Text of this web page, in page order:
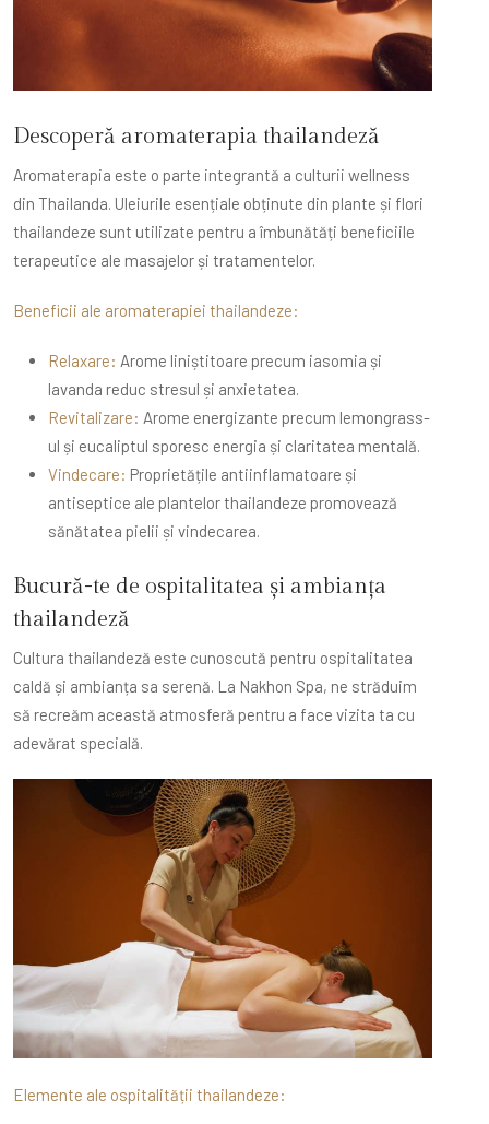
Descoperă aromaterapia thailandeză
Aromaterapia este o parte integrantă a culturii wellness
din Thailanda. Uleiurile esențiale obținute din plante și flori
thailandeze sunt utilizate pentru a îmbunătăți beneficiile
terapeutice ale masajelor și tratamentelor.
Beneficii ale aromaterapiei thailandeze:
Relaxare: Arome liniștitoare precum iasomia și
lavanda reduc stresul și anxietatea.
Revitalizare: Arome energizante precum lemongrass-
ul și eucaliptul sporesc energia și claritatea mentală.
Vindecare: Proprietățile antiinflamatoare și
antiseptice ale plantelor thailandeze promovează
sănătatea pielii și vindecarea.
Bucură-te de ospitalitatea și ambianța
thailandeză
Cultura thailandeză este cunoscută pentru ospitalitatea
caldă și ambianța sa serenă. La Nakhon Spa, ne străduim
să recreăm această atmosferă pentru a face vizita ta cu
adevărat specială.
Elemente ale ospitalității thailandeze: